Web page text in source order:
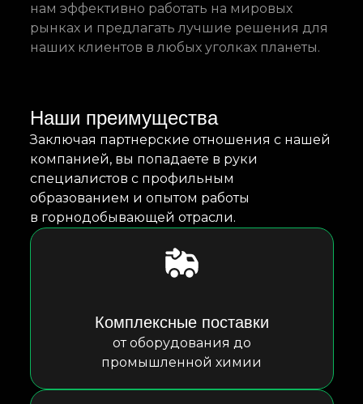
нам эффективно работать на мировых
рынках и предлагать лучшие решения для
наших клиентов в любых уголках планеты.
Наши преимущества
Заключая партнерские отношения с нашей
компанией, вы попадаете в руки
специалистов с профильным
образованием и опытом работы
в горнодобывающей отрасли.
Комплексные поставки
от оборудования до
промышленной химии